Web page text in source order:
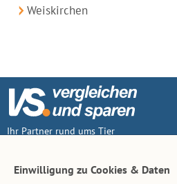
Weiskirchen
Ihr Partner rund ums Tier
Einwilligung zu Cookies & Daten